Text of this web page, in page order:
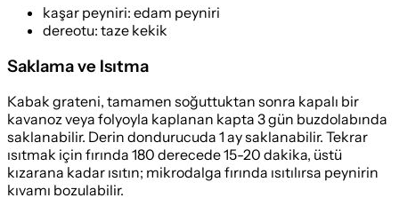
kaşar peyniri: edam peyniri
dereotu: taze kekik
Saklama ve Isıtma
Kabak grateni, tamamen soğuttuktan sonra kapalı bir
kavanoz veya folyoyla kaplanan kapta 3 gün buzdolabında
saklanabilir. Derin dondurucuda 1 ay saklanabilir. Tekrar
ısıtmak için fırında 180 derecede 15-20 dakika, üstü
kızarana kadar ısıtın; mikrodalga fırında ısıtılırsa peynirin
kıvamı bozulabilir.